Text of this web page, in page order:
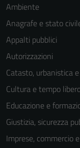
Ambiente
Anagrafe e stato
Appalti pubblici
Autorizzazioni
Catasto, urbanistica
Cultura e tempo
Educazione e
Giustizia, sicurezza
Imprese, commercio